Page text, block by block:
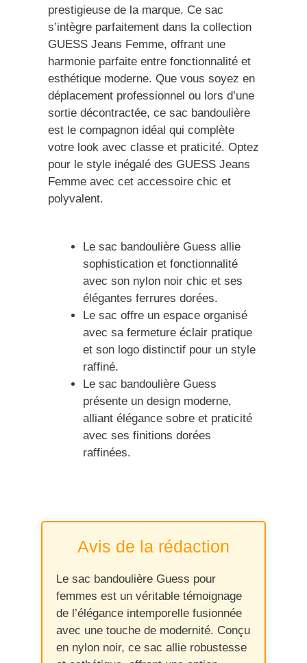
prestigieuse de la marque. Ce sac
s’intègre parfaitement dans la collection
GUESS Jeans Femme, offrant une
harmonie parfaite entre fonctionnalité et
esthétique moderne. Que vous soyez en
déplacement professionnel ou lors d’une
sortie décontractée, ce sac bandoulière
est le compagnon idéal qui complète
votre look avec classe et praticité. Optez
pour le style inégalé des GUESS Jeans
Femme avec cet accessoire chic et
polyvalent.
Le sac bandoulière Guess allie
sophistication et fonctionnalité
avec son nylon noir chic et ses
élégantes ferrures dorées.
Le sac offre un espace organisé
avec sa fermeture éclair pratique
et son logo distinctif pour un style
raffiné.
Le sac bandoulière Guess
présente un design moderne,
alliant élégance sobre et praticité
avec ses finitions dorées
raffinées.
Avis de la rédaction
Le sac bandoulière Guess pour
femmes est un véritable témoignage
de l’élégance intemporelle fusionnée
avec une touche de modernité. Conçu
en nylon noir, ce sac allie robustesse